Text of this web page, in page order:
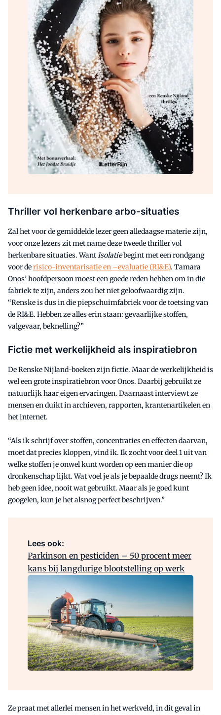
Thriller vol herkenbare arbo-situaties
Zal het voor de gemiddelde lezer geen alledaagse materie zijn,
voor onze lezers zit met name deze tweede thriller vol
herkenbare situaties. WantIsolatiebegint met een rondgang
voor derisico-inventarisatie en –evaluatie (RI&E). Tamara
Onos’ hoofdpersoon moest een goede reden hebben om in die
fabriek te zijn, anders zou het niet geloofwaardig zijn.
“Renske is dus in die piepschuimfabriek voor de toetsing van
de RI&E. Hebben ze alles erin staan: gevaarlijke stoffen,
valgevaar, beknelling?”
Fictie met werkelijkheid als inspiratiebron
De Renske Nijland-boeken zijn fictie. Maar de werkelijkheid is
wel een grote inspiratiebron voor Onos. Daarbij gebruikt ze
natuurlijk haar eigen ervaringen. Daarnaast interviewt ze
mensen en duikt in archieven, rapporten, krantenartikelen en
het internet.
“Als ik schrijf over stoffen, concentraties en effecten daarvan,
moet dat precies kloppen, vind ik. Ik zocht voor deel 1 uit van
welke stoffen je onwel kunt worden op een manier die op
dronkenschap lijkt. Wat voel je als je bepaalde drugs neemt? Ik
heb geen idee, nooit wat gebruikt. Maar als je goed kunt
googelen, kun je het alsnog perfect beschrijven.”
Lees ook:
Parkinson en pesticiden – 50 procent meer
kans bij langdurige blootstelling op werk
Ze praat met allerlei mensen in het werkveld, in dit geval in